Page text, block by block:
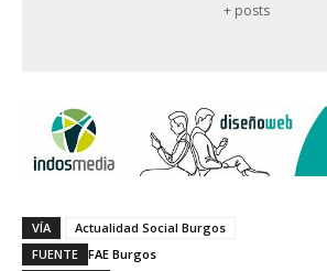
+ posts
VÍA
Actualidad Social Burgos
FUENTE FAE Burgos